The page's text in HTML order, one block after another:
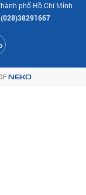
phố Hồ Chí Minh
(028)38291667
NEKO